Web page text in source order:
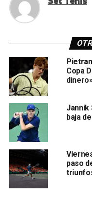
Copa
Jannik
baja
paso